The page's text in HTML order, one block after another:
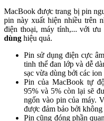
MacBook được trang bị pin
pin này xuất hiện nhiều trên
điện thoại, máy tính,... với
dùng hiệu quả.
Pin sử dụng điện cực
tinh thể đan lớp và dễ
sạc vừa dùng bởi các
Pin của MacBook tự
95% và 5% còn lại sẽ
ngốn vào pin của máy.
được đảm bảo bởi
Pin cũng đóng phần